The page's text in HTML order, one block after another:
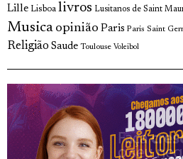
Lille Lisboa livros Lusitanos de Saint
Musica opinião Paris Paris Saint
Religião Saude Toulouse Voleibol